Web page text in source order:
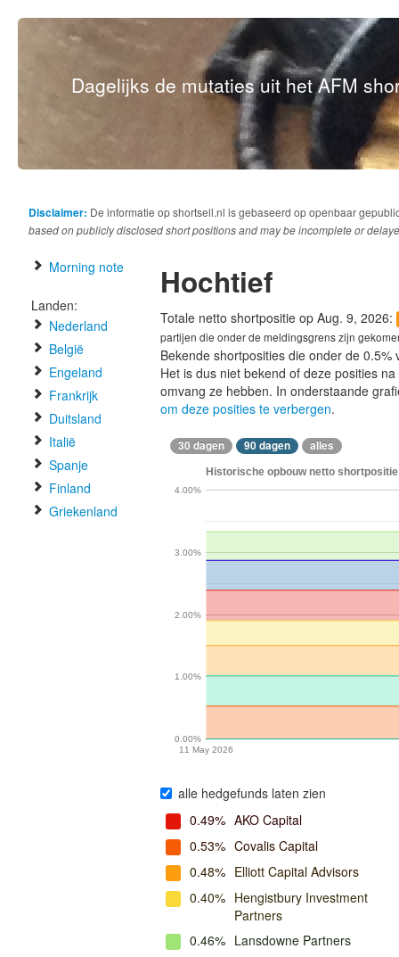
Dagelijks de mutaties uit het AFM
Disclaimer: De informatie op shortsell.nl is gebaseerd op openbaar
based on publicly disclosed short positions and may be incomplete or
Morning note
Landen:
Nederland
België
Engeland
Frankrijk
Duitsland
Italië
Spanje
Finland
Griekenland
Hochtief
Totale netto shortpositie op Aug. 9, 2026:
partijen die onder de meldingsgrens zijn
Bekende shortposities die onder de
Het is dus niet bekend of deze posities
omvang ze hebben. In onderstaande
om deze posities te verbergen.
30 dagen 90 dagen alles
Historische opbouw netto
11 May 2026
0.00%
1.00%
2.00%
3.00%
4.00%
alle hedgefunds laten zien
0.49% AKO Capital
0.53% Covalis Capital
0.48% Elliott Capital Advisors
0.40% Hengistbury Investment
Partners
0.46% Lansdowne Partners